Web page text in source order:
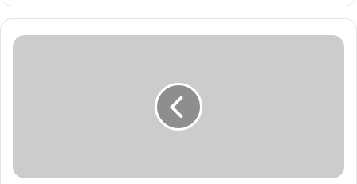
Primeiro
confirmadao